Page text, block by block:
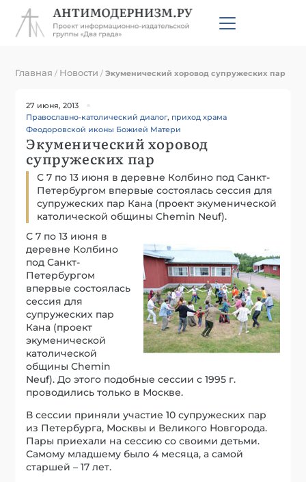
Главная / Новости /Экуменический хоровод супружеских пар
27 июня, 2013
Православно-католический диалог, приход храма
Феодоровской иконы Божией Матери
Экуменический хоровод
супружеских пар
С 7 по 13 июня в деревне Колбино под Санкт-
Петербургом впервые состоялась сессия для
супружеских пар Кана (проект экуменической
католической общины Chemin Neuf).
С 7 по 13 июня в
деревне Колбино
под Санкт-
Петербургом
впервые состоялась
сессия для
супружеских пар
Кана (проект
экуменической
католической
общины Chemin
Neuf). До этого подобные сессии с 1995 г.
проводились только в Москве.
В сессии приняли участие 10 супружеских пар
из Петербурга, Москвы и Великого Новгорода.
Пары приехали на сессию со своими детьми.
Самому младшему было 4 месяца, а самой
старшей – 17 лет.